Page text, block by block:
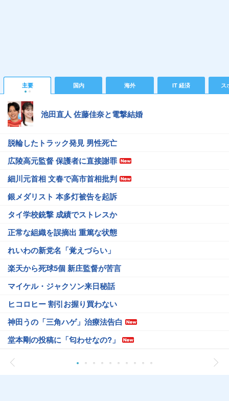
主要 国内 海外 IT 経済 ス
池田直人 佐藤佳奈と電撃結婚
脱輪したトラック発見 男性死亡
広陵高元監督 保護者に直接謝罪
細川元首相 文春で高市首相批判
銀メダリスト 本多灯被告を起訴
タイ学校銃撃 成績でストレスか
正常な組織を誤摘出 重篤な状態
れいわの新党名「覚えづらい」
楽天から死球5個 新庄監督が苦言
マイケル・ジャクソン来日秘話
ヒコロヒー 割引お握り買わない
神田うの「三角ハゲ」治療法告白
堂本剛の投稿に「匂わせなの?」